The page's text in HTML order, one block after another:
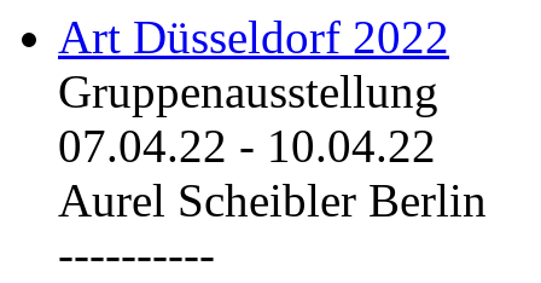
Art Düsseldorf 2022
Gruppenausstellung
07.04.22 - 10.04.22
Aurel Scheibler Berlin
----------